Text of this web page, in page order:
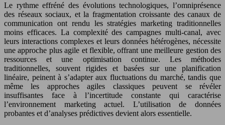
Le rythme effréné des évolutions technologiques, l’omniprésence
des réseaux sociaux, et la fragmentation croissante des canaux de
communication ont rendu les stratégies marketing traditionnelles
moins efficaces. La complexité des campagnes multi-canal, avec
leurs interactions complexes et leurs données hétérogènes, nécessite
une approche plus agile et flexible, offrant une meilleure gestion des
ressources et une optimisation continue. Les méthodes
traditionnelles, souvent rigides et basées sur une planification
linéaire, peinent à s’adapter aux fluctuations du marché, tandis que
même les approches agiles classiques peuvent se révéler
insuffisantes face à l’incertitude constante qui caractérise
l’environnement marketing actuel. L’utilisation de données
probantes et d’analyses prédictives devient alors essentielle.